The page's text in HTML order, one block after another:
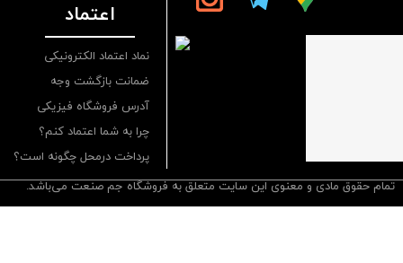
تمام حقوق مادی و معنوی این سایت متعلق به فروشگاه جم صنعت می‌باشد.
اعتماد
نماد اعتماد الکترونیکی
ضمانت بازگشت وجه
آدرس فروشگاه فیزیکی
چرا به شما اعتماد کنم؟
پرداخت درمحل چگونه است؟